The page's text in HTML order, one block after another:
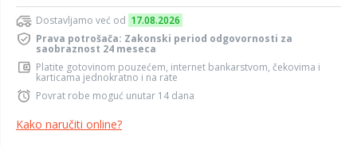
Dostavljamo već od 17.08.2026
Prava potrošača: Zakonski period odgovornosti za
saobraznost 24 meseca
Platite gotovinom pouzećem, internet bankarstvom, čekovima i
karticama jednokratno i na rate
Povrat robe moguć unutar 14 dana
Kako naručiti online?